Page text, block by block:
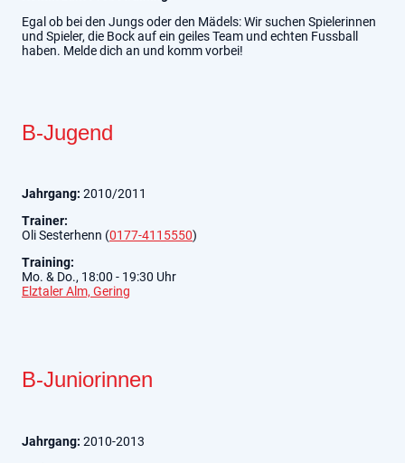
Egal ob bei den Jungs oder den Mädels: Wir suchen Spielerinnen
und Spieler, die Bock auf ein geiles Team und echten Fussball
haben. Melde dich an und komm vorbei!
B-Jugend
Jahrgang: 2010/2011
Trainer:
Oli Sesterhenn (0177-4115550)
Training:
Mo. & Do., 18:00 - 19:30 Uhr
Elztaler Alm, Gering
B-Juniorinnen
Jahrgang: 2010-2013